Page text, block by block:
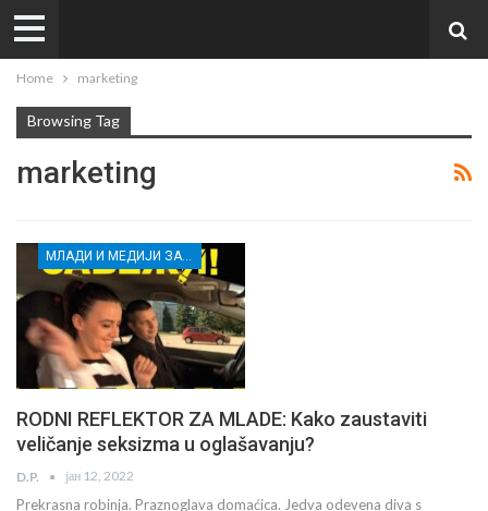
Home marketing
Browsing Tag
marketing
МЛАДИ И МЕДИЈИ ЗА ДЕМОКРАТСКИ РАЗВОЈ
RODNI REFLEKTOR ZA MLADE: Kako zaustaviti
veličanje seksizma u oglašavanju?
D.P. јан 12, 2022
Prekrasna robinja. Praznoglava domaćica. Jedva odevena diva s